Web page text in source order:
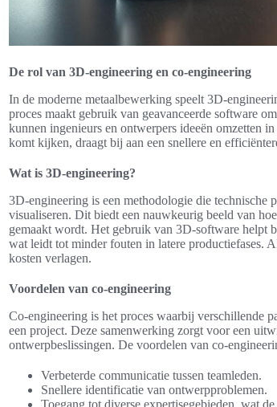
De rol van 3D-engineering en co-engineering
In de moderne metaalbewerking speelt 3D-
proces maakt gebruik van geavanceerde software
kunnen ingenieurs en ontwerpers ideeën omzetten
komt kijken, draagt bij aan een snellere en
Wat is 3D-engineering?
3D-engineering is een methodologie die technische
visualiseren. Dit biedt een nauwkeurig beeld van
gemaakt wordt. Het gebruik van 3D-software helpt
wat leidt tot minder fouten in latere productiefases.
kosten verlagen.
Voordelen van co-engineering
Co-engineering is het proces waarbij verschillende
een project. Deze samenwerking zorgt voor een
ontwerpbeslissingen. De voordelen van co-
Verbeterde communicatie tussen teamleden.
Snellere identificatie van ontwerpproblemen.
Toegang tot diverse expertisegebieden, wat